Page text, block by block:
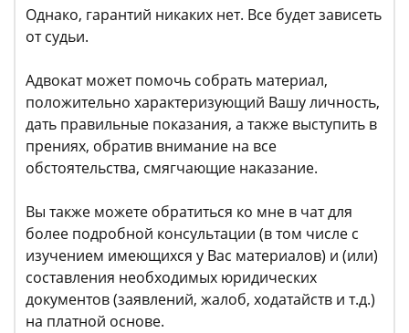
Однако, гарантий никаких нет. Все будет зависеть
от судьи.
Адвокат может помочь собрать материал,
положительно характеризующий Вашу личность,
дать правильные показания, а также выступить в
прениях, обратив внимание на все
обстоятельства, смягчающие наказание.
Вы также можете обратиться ко мне в чат для
более подробной консультации (в том числе с
изучением имеющихся у Вас материалов) и (или)
составления необходимых юридических
документов (заявлений, жалоб, ходатайств и т.д.)
на платной основе.